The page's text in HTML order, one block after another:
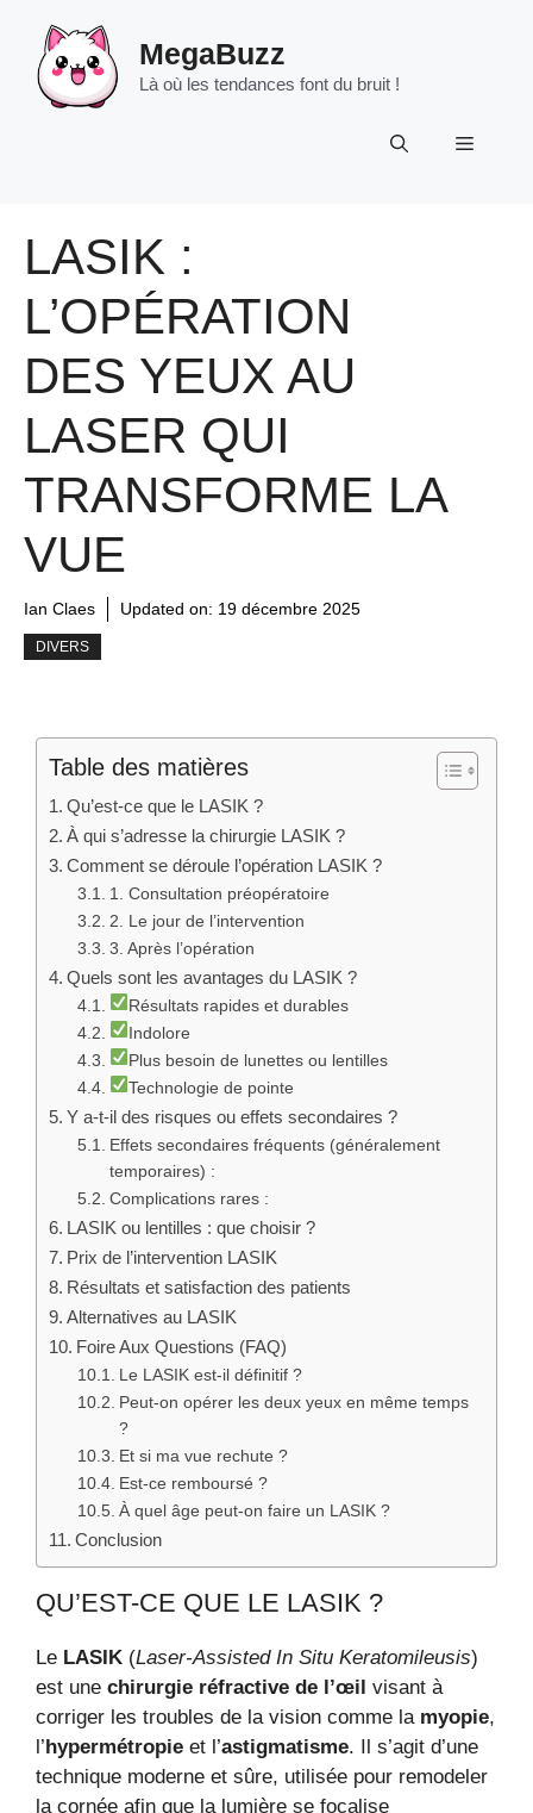
contenu
MegaBuzz
Là où les tendances font du bruit !
Menu
LASIK :
L’OPÉRATION
DES YEUX AU
LASER QUI
TRANSFORME LA
VUE
Ian Claes Updated on: 19 décembre 2025
DIVERS
Table des matières
Qu’est-ce que le LASIK ?
À qui s’adresse la chirurgie LASIK ?
Comment se déroule l’opération LASIK ?
1. Consultation préopératoire
2. Le jour de l’intervention
3. Après l’opération
Quels sont les avantages du LASIK ?
Résultats rapides et durables
Indolore
Plus besoin de lunettes ou lentilles
Technologie de pointe
Y a-t-il des risques ou effets secondaires ?
Effets secondaires fréquents (généralement
temporaires) :
Complications rares :
LASIK ou lentilles : que choisir ?
Prix de l’intervention LASIK
Résultats et satisfaction des patients
Alternatives au LASIK
Foire Aux Questions (FAQ)
Le LASIK est-il définitif ?
Peut-on opérer les deux yeux en même temps
?
Et si ma vue rechute ?
Est-ce remboursé ?
À quel âge peut-on faire un LASIK ?
Conclusion
QU’EST-CE QUE LE LASIK ?
Le LASIK (Laser-Assisted In Situ Keratomileusis)
est une chirurgie réfractive de l’œil visant à
corriger les troubles de la vision comme la myopie,
l’ hypermétropie et l’astigmatisme. Il s’agit d’une
technique moderne et sûre, utilisée pour remodeler
la cornée afin que la lumière se focalise